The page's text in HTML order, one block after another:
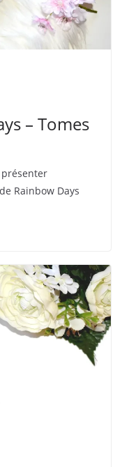
– Tomes
présenter
Rainbow Days